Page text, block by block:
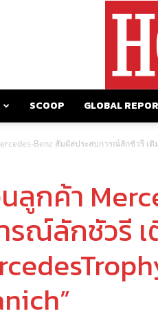
SCOOP GLOBAL
Benz สัมผัสประสบการณ์ลักชัวรี เติ
ลูกค้า
ณ์ลักชัวรี เ